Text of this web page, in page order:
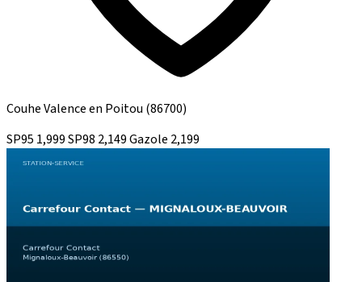
Couhe Valence en Poitou (86700)
SP95 1,999SP98 2,149Gazole 2,199